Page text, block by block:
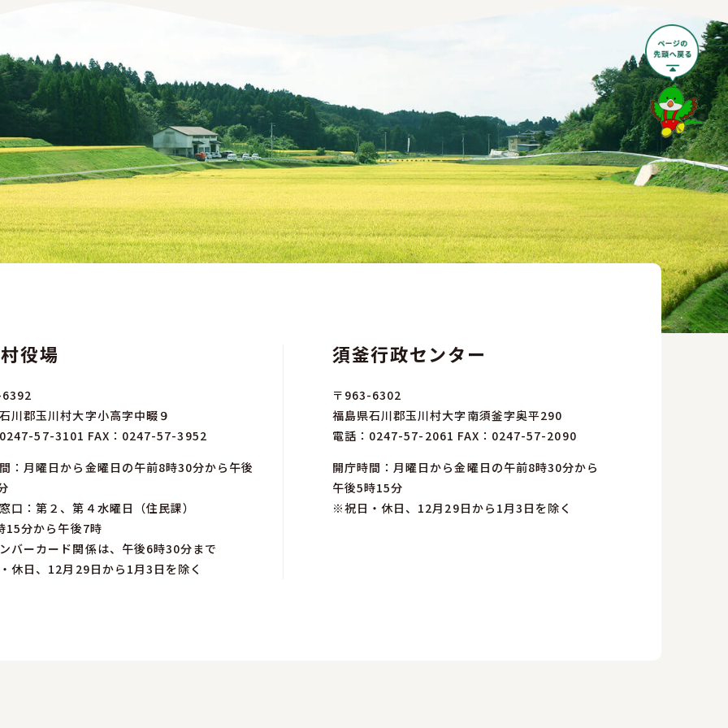
役場
川郡玉川村大字小高字中畷９
0247-57-3101 FAX：0247-57-3952
：月曜日から金曜日の午前8時30分から午後
口：第２、第４水曜日（住民課）
15分から午後7時
バーカード関係は、午後6時30分まで
休日、12月29日から1月3日を除く
須釜行政センター
〒963-6302
福島県石川郡玉川村大字南須釜字奥平290
電話： 0247-57-2061 FAX：0247-57-2090
開庁時間：月曜日から金曜日の午前8時30分から
午後5時15分
※祝日・休日、12月29日から1月3日を除く